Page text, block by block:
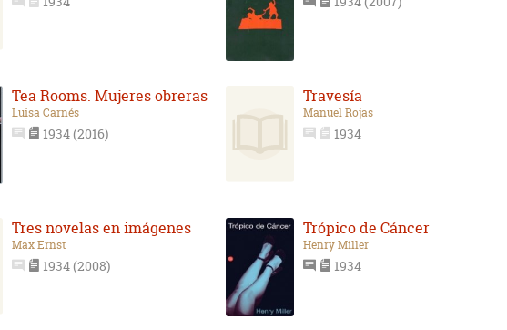
Tea Rooms. Mujeres obreras
Luisa Carnés
1934 (2016)
Travesía
Manuel Rojas
1934
Tres novelas en imágenes
Max Ernst
1934 (2008)
Trópico de Cáncer
Henry Miller
1934